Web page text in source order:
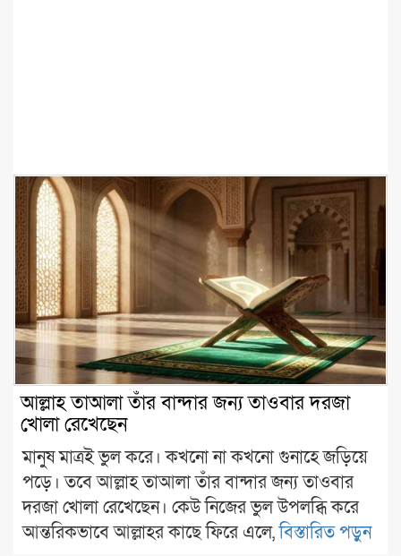
আল্লাহ তাআলা তাঁর বান্দার জন্য তাওবার দরজা
খোলা রেখেছেন
মানুষ মাত্রই ভুল করে। কখনো না কখনো গুনাহে জড়িয়ে
পড়ে। তবে আল্লাহ তাআলা তাঁর বান্দার জন্য তাওবার
দরজা খোলা রেখেছেন। কেউ নিজের ভুল উপলব্ধি করে
আন্তরিকভাবে আল্লাহর কাছে ফিরে এলে,বিস্তারিত পড়ুন